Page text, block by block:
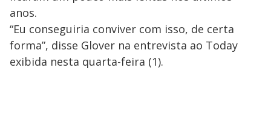
anos.
“Eu conseguiria conviver com isso, de certa
forma”, disse Glover na entrevista ao Today
exibida nesta quarta-feira (1).